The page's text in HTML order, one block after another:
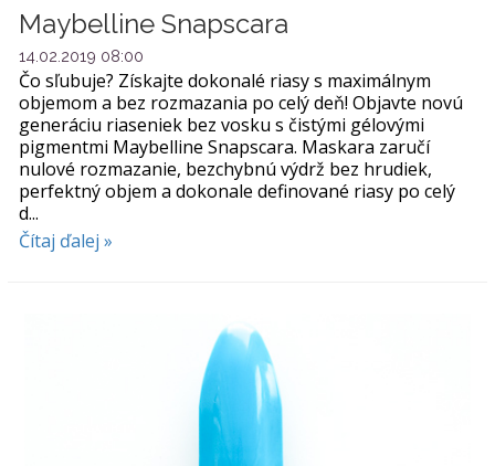
Maybelline Snapscara
14.02.2019 08:00
Čo sľubuje? Získajte dokonalé riasy s maximálnym
objemom a bez rozmazania po celý deň! Objavte novú
generáciu riaseniek bez vosku s čistými gélovými
pigmentmi Maybelline Snapscara. Maskara zaručí
nulové rozmazanie, bezchybnú výdrž bez hrudiek,
perfektný objem a dokonale definované riasy po celý
d...
Čítaj ďalej »